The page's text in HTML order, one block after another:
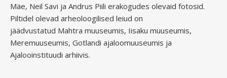
Mäe, Neil Savi ja Andrus Piili erakogudes olevaid fotosid.
Piltidel olevad arheoloogilised leiud on
jäädvustatud Mahtra muuseumis, Iisaku muuseumis,
Meremuuseumis, Gotlandi ajaloomuuseumis ja
Ajalooinstituudi arhiivis.